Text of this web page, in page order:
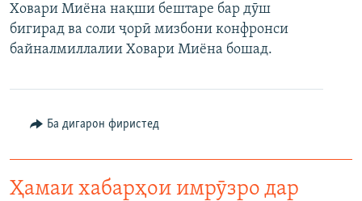
ПАЙГИРӢ КУНЕД
Ҳамаи сомонаҳои RFE/RL
Ховари Миёна нақши бештаре бар дӯш
бигирад ва соли ҷорӣ мизбони конфронси
байналмиллалии Ховари Миёна бошад.
Ба дигарон фиристед
Ҳамаи хабарҳои имрӯзро дар